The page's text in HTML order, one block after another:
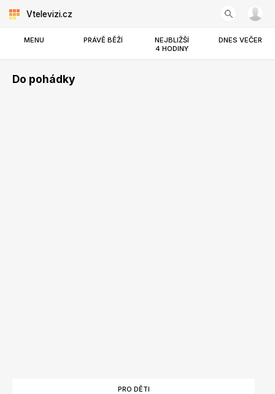
Vtelevizi.cz
MENU PRÁVĚ BĚŽÍ
NEJBLIŽŠÍ
4 HODINY
DNES VEČER
Do pohádky
PRO DĚTI